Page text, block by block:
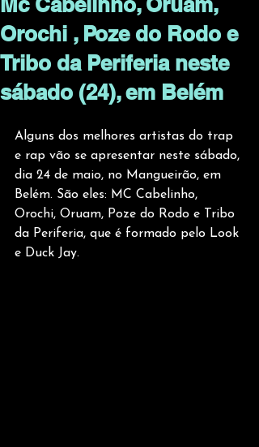
Orochi , Poze do Rodo e
Tribo da Periferia neste
sábado (24), em Belém
Alguns dos melhores artistas do trap
e rap vão se apresentar neste sábado,
dia 24 de maio, no Mangueirão, em
Belém. São eles: MC Cabelinho,
Orochi, Oruam, Poze do Rodo e Tribo
da Periferia, que é formado pelo Look
e Duck Jay.